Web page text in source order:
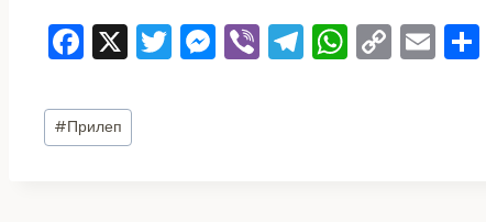
F
c
e
X T M Vi T W C E
Post
Tags:
#Прилеп